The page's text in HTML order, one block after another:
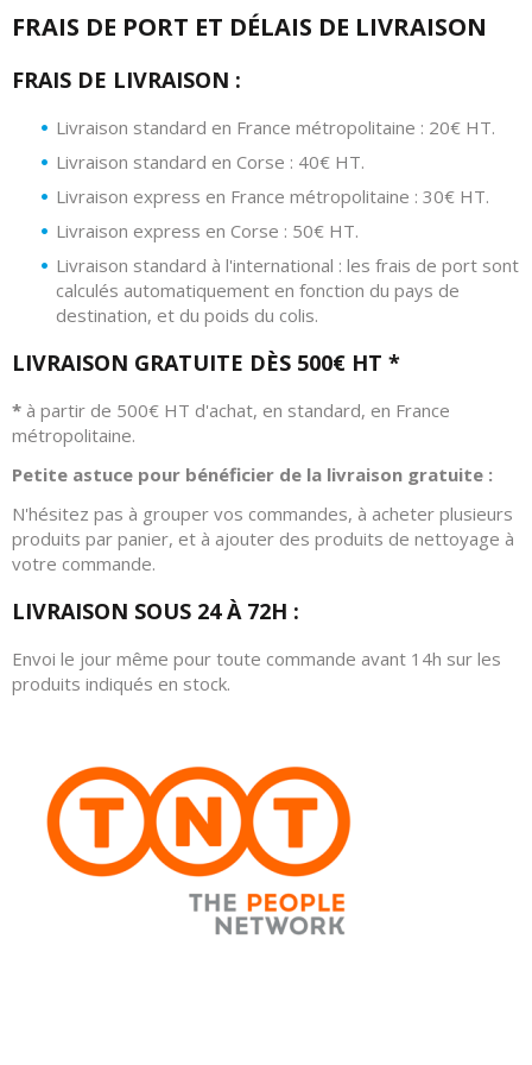
FRAIS DE PORT ET DÉLAIS DE LIVRAISON
FRAIS DE LIVRAISON :
Livraison standard en France métropolitaine : 20€ HT.
Livraison standard en Corse : 40€ HT.
Livraison express en France métropolitaine : 30€ HT.
Livraison express en Corse : 50€ HT.
Livraison standard à l'international : les frais de port sont
calculés automatiquement en fonction du pays de
destination, et du poids du colis.
LIVRAISON GRATUITE DÈS 500€ HT *
* à partir de 500€ HT d'achat, en standard, en France
métropolitaine.
Petite astuce pour bénéficier de la livraison gratuite :
N'hésitez pas à grouper vos commandes, à acheter plusieurs
produits par panier, et à ajouter des produits de nettoyage à
votre commande.
LIVRAISON SOUS 24 À 72H :
Envoi le jour même pour toute commande avant 14h sur les
produits indiqués en stock.